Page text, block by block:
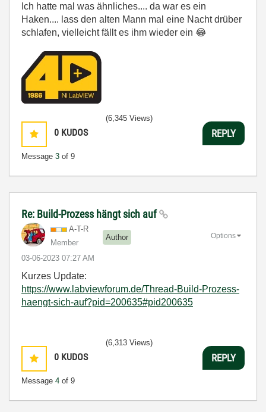
Ich hatte mal was ähnliches.... da war es ein
Haken.... lass den alten Mann mal eine Nacht drüber
schlafen, vielleicht fällt es ihm wieder ein 😂
0 KUDOS
Message 3 of 9
(6,345 Views)
REPLY
Re: Build-Prozess hängt sich auf
A-T-R
Member
Author
‎03-06-2023 07:27 AM
Options
Kurzes Update:
https://www.labviewforum.de/Thread-Build-Prozess-
haengt-sich-auf?pid=200635#pid200635
0 KUDOS
Message 4 of 9
(6,313 Views)
REPLY